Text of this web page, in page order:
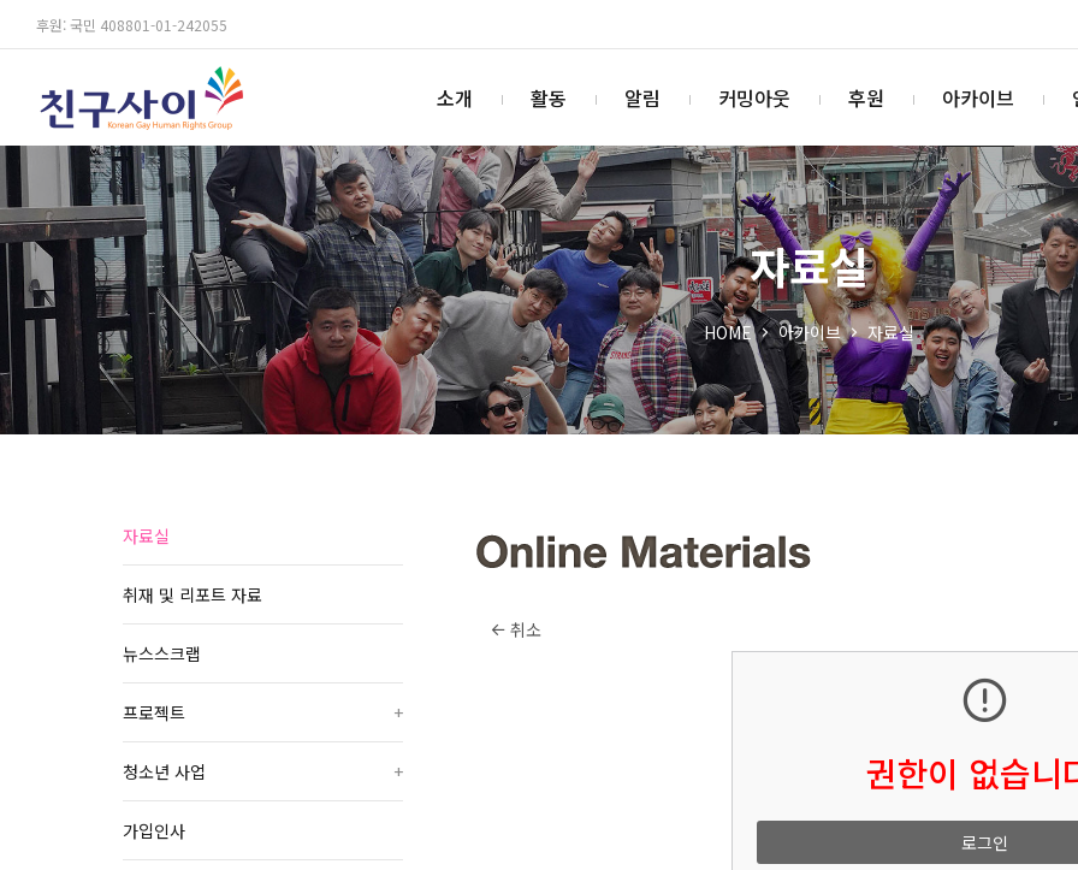
후원: 국민 408801-01-242055
소개 활동 알림 커밍아웃 후원 아카이브
자료실
HOME 아카이브 자료실
자료실
취재 및 리포트 자료
뉴스스크랩
프로젝트 +
청소년 사업 +
가입인사
취소
권한이 없습니
로그인